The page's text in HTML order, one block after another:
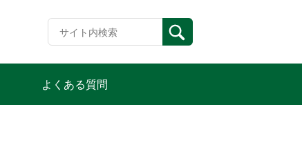
よくある質問